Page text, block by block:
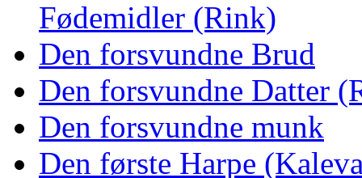
Fødemidler (Rink)
Den forsvundne Brud
Den forsvundne Datter
Den forsvundne munk
Den første Harpe